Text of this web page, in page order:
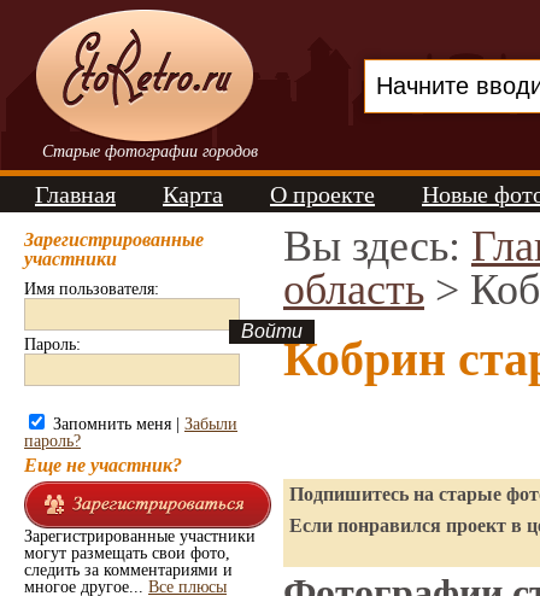
Старые фотографии городов
Главная Карта О проекте Новые
Зарегистрированные
участники
Имя пользователя:
Пароль:
Запомнить меня | Забыли
пароль?
Еще не участник?
Зарегистрированные участники
могут размещать свои фото,
следить за комментариями и
многое другое... Все плюсы
Вы здесь:
область >
Кобрин
Подпишитесь на старые
Если понравился проект в